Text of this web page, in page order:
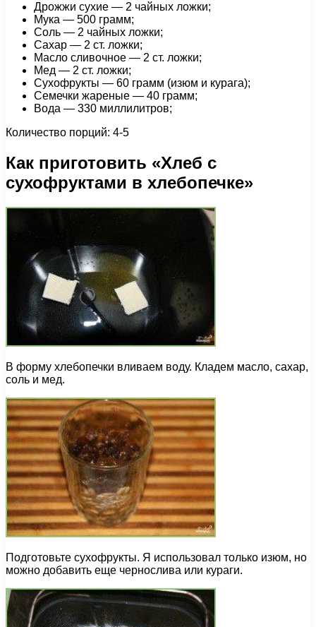
Дрожжи сухие — 2 чайных ложки;
Мука — 500 грамм;
Соль — 2 чайных ложки;
Сахар — 2 ст. ложки;
Масло сливочное — 2 ст. ложки;
Мед — 2 ст. ложки;
Сухофрукты — 60 грамм (изюм и курага);
Семечки жареные — 40 грамм;
Вода — 330 миллилитров;
Количество порций: 4-5
Как приготовить «Хлеб с
сухофруктами в хлебопечке»
В форму хлебопечки вливаем воду. Кладем масло, сахар,
соль и мед.
Подготовьте сухофрукты. Я использовал только изюм, но
можно добавить еще чернослива или кураги.